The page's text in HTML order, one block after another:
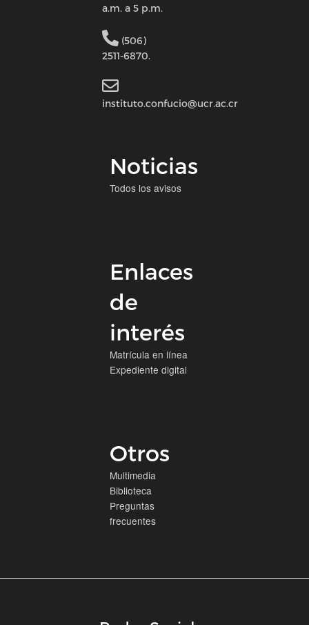
a.m. a 5 p.m.
(506)
2511-6870.
instituto.confucio@ucr.ac.cr
Noticias
Todos los avisos
Enlaces
de
interés
Matrícula en línea
Expediente digital
Otros
Multimedia
Biblioteca
Preguntas
frecuentes